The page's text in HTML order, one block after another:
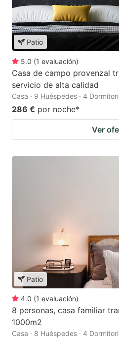
Patio
5.0 (1 evaluación)
Casa de campo provenzal
servicio de alta calidad
Casa · 9 Huéspedes · 4
286 € por noche*
Ver
Patio
4.0 (1 evaluación)
8 personas, casa familiar
1000m2
Casa · 8 Huéspedes · 4